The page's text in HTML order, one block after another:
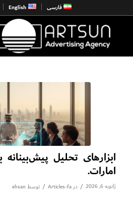
فارسی English
ابزارهای تحلیل
امارات.
ژانویه 6, 2026 / درArticles-fa
/ توسط ehsan